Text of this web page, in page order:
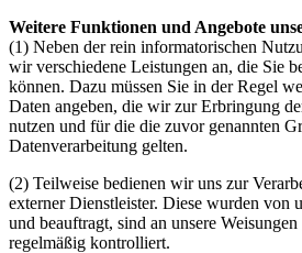
Weitere Funktionen und Angebote
(1) Neben der rein informatorischen
wir verschiedene Leistungen an, die Sie
können. Dazu müssen Sie in der Regel
Daten angeben, die wir zur Erbringung
nutzen und für die die zuvor genannten
Datenverarbeitung gelten.
(2) Teilweise bedienen wir uns zur
externer Dienstleister. Diese wurden von
und beauftragt, sind an unsere
regelmäßig kontrolliert.